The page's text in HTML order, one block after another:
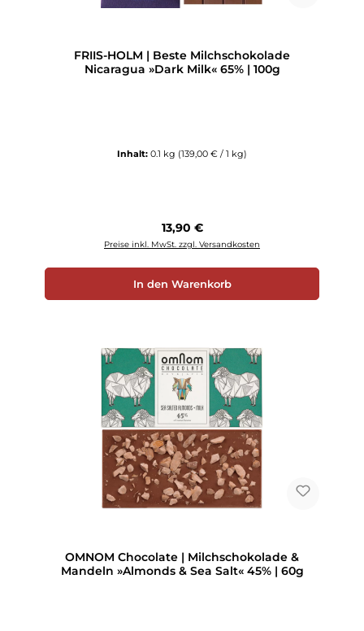
FRIIS-HOLM | Beste Milchschokolade
Nicaragua »Dark Milk« 65% | 100g
Inhalt: 0.1 kg (139,00 € / 1 kg)
Regulärer Preis:
13,90 €
Preise inkl. MwSt. zzgl. Versandkosten
In den Warenkorb
OMNOM Chocolate | Milchschokolade &
Mandeln »Almonds & Sea Salt« 45% | 60g